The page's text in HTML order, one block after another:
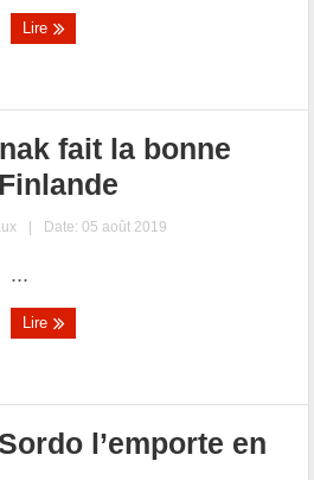
Lire
fait la bonne
| Date: 05 août 2019
...
Lire
l’emporte en